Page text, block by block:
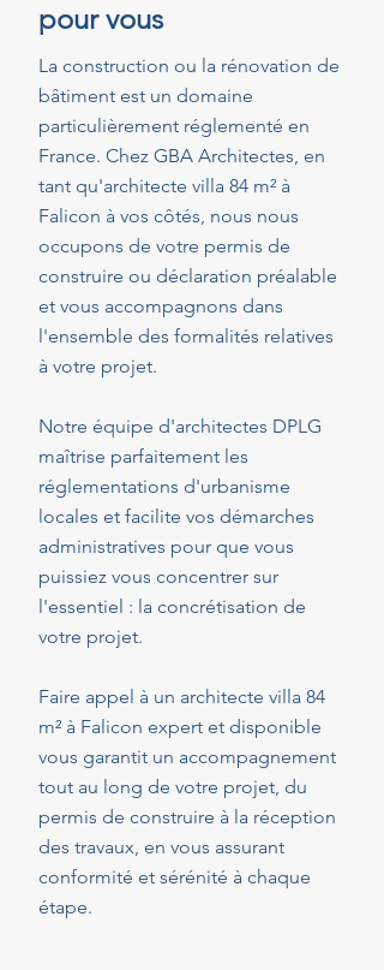
pour vous
La construction ou la rénovation de
bâtiment est un domaine
particulièrement réglementé en
France. Chez GBA Architectes, en
tant qu'architecte villa 84 m² à
Falicon à vos côtés, nous nous
occupons de votre permis de
construire ou déclaration préalable
et vous accompagnons dans
l'ensemble des formalités relatives
à votre projet.
Notre équipe d'architectes DPLG
maîtrise parfaitement les
réglementations d'urbanisme
locales et facilite vos démarches
administratives pour que vous
puissiez vous concentrer sur
l'essentiel : la concrétisation de
votre projet.
Faire appel à un architecte villa 84
m² à Falicon expert et disponible
vous garantit un accompagnement
tout au long de votre projet, du
permis de construire à la réception
des travaux, en vous assurant
conformité et sérénité à chaque
étape.